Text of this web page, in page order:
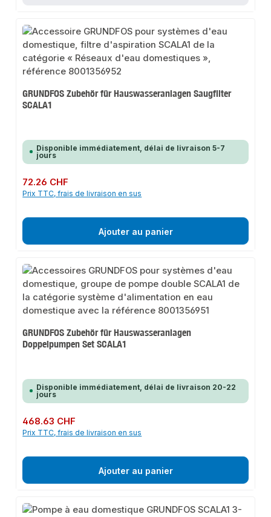
GRUNDFOS Zubehör für Hauswasseranlagen Saugfilter
SCALA1
Disponible immédiatement, délai de livraison 5-7
jours
Prix régulier :
72.26 CHF
Prix TTC, frais de livraison en sus
Ajouter au panier
GRUNDFOS Zubehör für Hauswasseranlagen
Doppelpumpen Set SCALA1
Disponible immédiatement, délai de livraison 20-22
jours
Prix régulier :
468.63 CHF
Prix TTC, frais de livraison en sus
Ajouter au panier